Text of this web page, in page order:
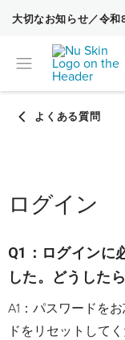
大切なお知らせ／令和
カテゴリーから探す
nuskin.com（Web）
nuskin.com（Web）
ログイン
Q1：ログインに
した。どうした
A1：パスワードを
ドをリセットしてく